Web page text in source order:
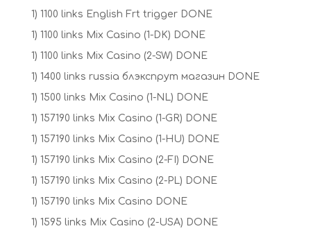
1) 1100 links English Frt trigger DONE
1) 1100 links Mix Casino (1-DK) DONE
1) 1100 links Mix Casino (2-SW) DONE
1) 1400 links russia блэкспрут магазин DONE
1) 1500 links Mix Casino (1-NL) DONE
1) 157190 links Mix Casino (1-GR) DONE
1) 157190 links Mix Casino (1-HU) DONE
1) 157190 links Mix Casino (2-FI) DONE
1) 157190 links Mix Casino (2-PL) DONE
1) 157190 links Mix Casino DONE
1) 1595 links Mix Casino (2-USA) DONE